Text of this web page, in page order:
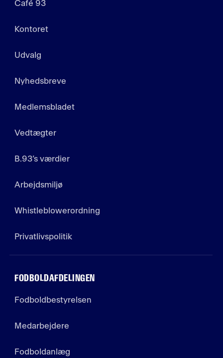
Café 93
Kontoret
Udvalg
Nyhedsbreve
Medlemsbladet
Vedtægter
B.93’s værdier
Arbejdsmiljø
Whistleblowerordning
Privatlivspolitik
FODBOLDAFDELINGEN
Fodboldbestyrelsen
Medarbejdere
Fodboldanlæg